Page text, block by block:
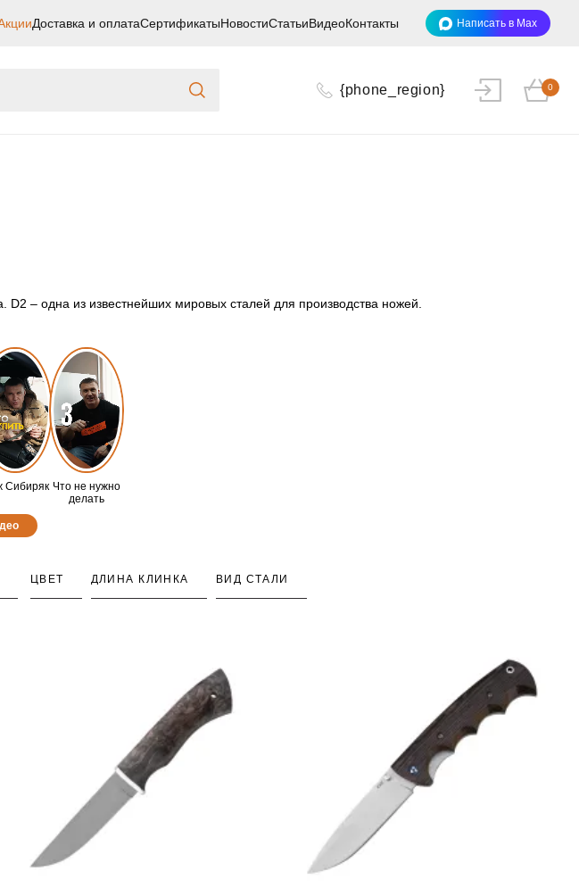
Доставка и оплатаСертификатыНовостиСтатьиВидеоКонтакты Написать в Max
{phone_region} 0
– одна из известнейших мировых сталей для производства ножей.
Сибиряк Что не нужно
делать
ЦВЕТ ДЛИНА КЛИНКА ВИД СТАЛИ